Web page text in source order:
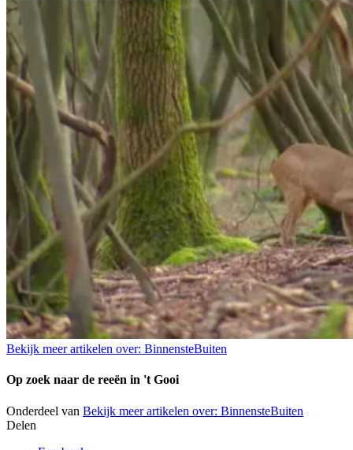
Bekijk meer artikelen over: BinnensteBuiten
Op zoek naar de reeën in 't Gooi
Onderdeel van Bekijk meer artikelen over: BinnensteBuiten
Delen